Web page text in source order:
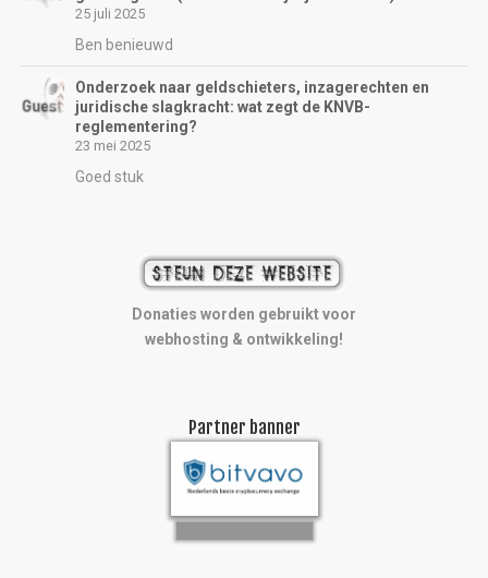
25 juli 2025
Ben benieuwd
Onderzoek naar geldschieters, inzagerechten en
juridische slagkracht: wat zegt de KNVB-
reglementering?
23 mei 2025
Goed stuk
Donaties worden gebruikt voor
webhosting & ontwikkeling!
Partner banner